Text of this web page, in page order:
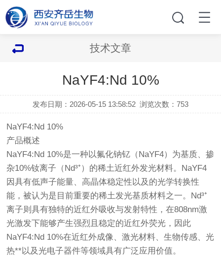
技术文章
NaYF4:Nd 10%
发布日期：2026-05-15 13:58:52 浏览次数：753
NaYF4:Nd 10%
产品概述
NaYF4:Nd 10%是一种以氟化钠钇（NaYF4）为基质、掺
杂10%钕离子（Nd³⁺）的稀土近红外发光材料。NaYF4
因具有低声子能量、高晶体稳定性以及的光学转换性
能，被认为是目前重要的稀土发光基质材料之一。Nd³⁺
离子则具有独特的近红外吸收与发射特性，在808nm激
光激发下能够产生强烈且稳定的近红外荧光，因此
NaYF4:Nd 10%在近红外成像、激光材料、生物传感、光
热**以及光电子器件等领域具有广泛应用价值。